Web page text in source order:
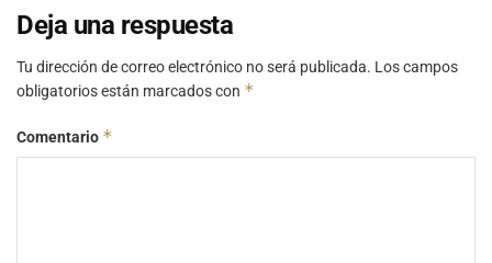
Deja una respuesta
Tu dirección de correo electrónico no será publicada. Los campos
obligatorios están marcados con *
Comentario *